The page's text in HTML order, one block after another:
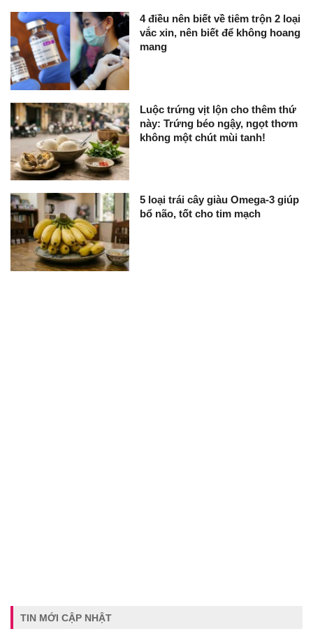
4 điều nên biết về tiêm trộn 2 loại
vắc xin, nên biết để không hoang
mang
Luộc trứng vịt lộn cho thêm thứ
này: Trứng béo ngậy, ngọt thơm
không một chút mùi tanh!
5 loại trái cây giàu Omega-3 giúp
bổ não, tốt cho tim mạch
TIN MỚI CẬP NHẬT